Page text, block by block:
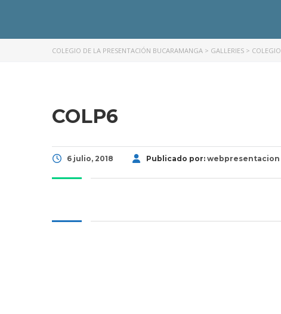
COLEGIO DE LA PRESENTACIÓN BUCARAMANGA > GALLERIES > COLEGIO
COLP6
6 julio, 2018 Publicado por: webpresentacion